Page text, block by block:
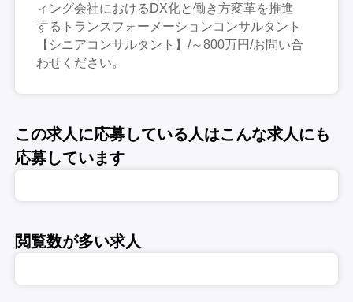
ィング会社におけるDX化と働き方変革を推進
するトランスフォーメーションコンサルタント
【シニアコンサルタント】/～800万円/お問い合
わせください。
この求人に応募している人はこんな求人にも
応募しています
閲覧数が多い求人